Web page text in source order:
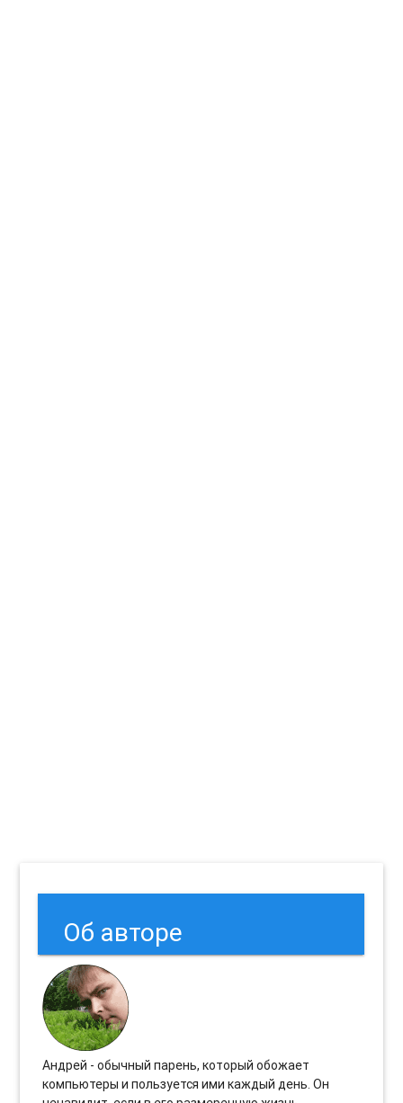
Об авторе
Андрей - обычный парень, который обожает
компьютеры и пользуется ими каждый день. Он